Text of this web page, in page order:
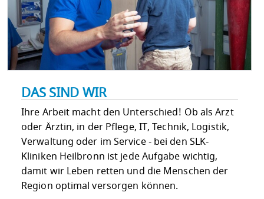
DAS SIND WIR
Ihre Arbeit macht den Unterschied! Ob als Arzt
oder Ärztin, in der Pflege, IT, Technik, Logistik,
Verwaltung oder im Service - bei den SLK-
Kliniken Heilbronn ist jede Aufgabe wichtig,
damit wir Leben retten und die Menschen der
Region optimal versorgen können.